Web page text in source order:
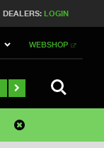
DEALERS: LOGIN
WEBSHOP